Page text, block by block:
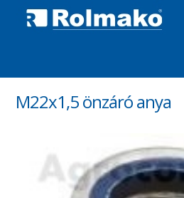
M22x1,5 önzáró anya